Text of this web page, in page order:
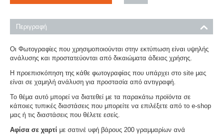
Περιγραφή
Οι Φωτογραφίες που χρησιμοποιούνται στην εκτύπωση είναι υψηλής
ανάλυσης και προστατεύονται από δικαιώματα άδειας χρήσης.
Η προεπισκόπηση της κάθε φωτογραφίας που υπάρχει στο site μας
είναι σε χαμηλή ανάλυση για προστασία από αντιγραφή.
Το θέμα αυτό μπορεί να διατεθεί με τα παρακάτω προϊόντα σε
κάποιες τυπικές διαστάσεις που μπορείτε να επιλέξετε από το e-shop
μας ή τις διαστάσεις που θέλετε εσείς.
Αφίσα σε χαρτί με σατινέ υφή βάρους 200 γραμμαρίων ανά